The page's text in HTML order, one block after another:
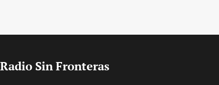
Radio Sin Fronteras